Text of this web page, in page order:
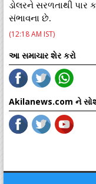
ડોલરને સરળતાથી પાર
સંભાવના છે.
(12:18 AM IST)
આ સમાચાર શેર કરો
Akilanews.com ને